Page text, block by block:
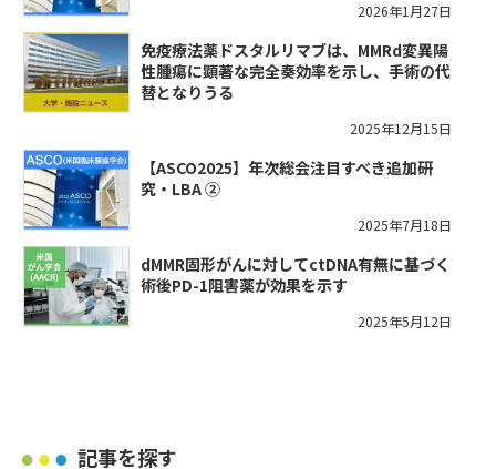
2026年1月27日
免疫療法薬ドスタルリマブは、MMRd変異陽
性腫瘍に顕著な完全奏効率を示し、手術の代
替となりうる
2025年12月15日
【ASCO2025】年次総会注目すべき追加研
究・LBA ②
2025年7月18日
dMMR固形がんに対してctDNA有無に基づく
術後PD-1阻害薬が効果を示す
2025年5月12日
記事を探す